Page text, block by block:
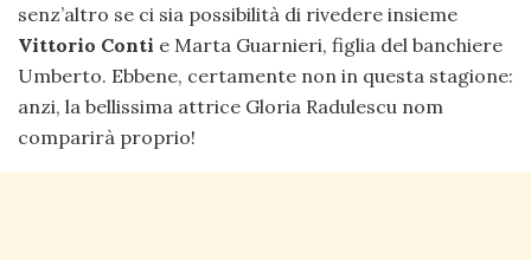
senz’altro se ci sia possibilità di rivedere insieme
Vittorio Conti e Marta Guarnieri, figlia del banchiere
Umberto. Ebbene, certamente non in questa stagione:
anzi, la bellissima attrice Gloria Radulescu nom
comparirà proprio!